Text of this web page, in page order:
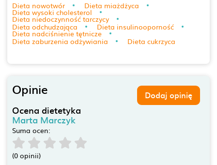
Dieta nowotwór Dieta miażdżyca
Dieta wysoki cholesterol
Dieta niedoczynność tarczycy
Dieta odchudzająca
Dieta insulinooporność
Dieta nadciśnienie tętnicze
Dieta zaburzenia odżywiania
Dieta cukrzyca
Opinie Dodaj opinię
Ocena dietetyka
Marta Marczyk
Suma ocen:
(0 opinii)